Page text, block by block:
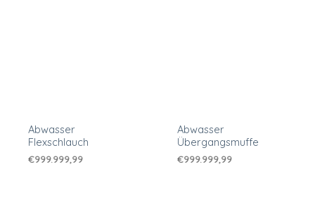
Abwasser
Flexschlauch
€999.999,99
Abwasser
Übergangsmuffe
€999.999,99